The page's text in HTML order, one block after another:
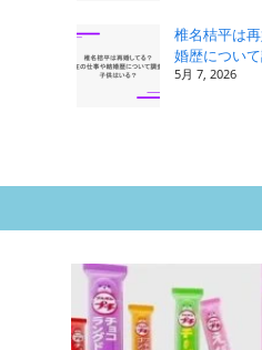
椎名桔平は
婚歴につい
5月 7, 2026